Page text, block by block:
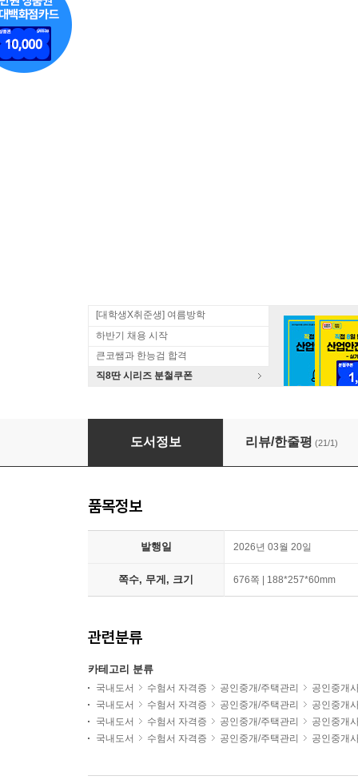
[대학생X취준생] 여름방학
하반기 채용 시작
큰코쌤과 한능검 합격
직8딴 시리즈 분철쿠폰
해커스 공인중개사 1차 단원별 기출문제집 세
도서정보 리뷰/한줄평 (21/1)
품목정보
발행일 2026년 03월 20일
쪽수, 무게, 크기 676쪽 | 188*257*60mm
관련분류
카테고리 분류
국내도서 수험서 자격증 공인중개/주택관리
공인중개
국내도서
수험서 자격증 공인중개/주택관리
공인중개
국내도서
수험서 자격증 공인중개/주택관리
공인중개
국내도서
수험서 자격증 공인중개/주택관리 공인중개